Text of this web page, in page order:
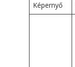
Képernyő